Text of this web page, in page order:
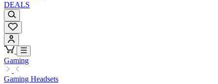
DEALS
Gaming
Gaming Headsets